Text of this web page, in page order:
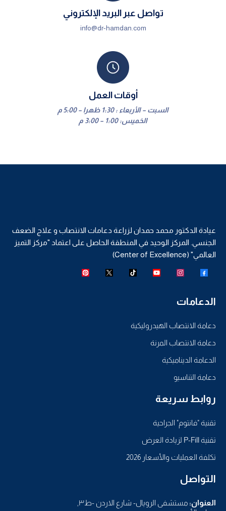
تواصل عبر البريد الإلكتروني
info@dr-hamdan.com
أوقات العمل
السبت – الأربعاء : 1:30 ظهرا – 5:00 م
الخميس: 1:00 – 3:00 م
عيادة الدكتور محمد حمدان لزراعة دعامات الانتصاب و علاج الضعف
الجنسي. المركز الوحيد في المنطقة الحاصل على اعتماد "مركز التميز
العالمي" (Center of Excellence)
الدعامات
دعامة الانتصاب الهيدروليكية
دعامة الانتصاب المرنة
الدعامة الديناميكية
دعامة التناسيو
روابط سريعة
تقنية "فانتوم" الجراحية
تقنية P-Fill لزيادة العرض
تكلفة العمليات والأسعار 2026
التواصل
العنوان: مستشفى الرويال- شارع الاردن -ط٣,